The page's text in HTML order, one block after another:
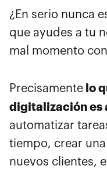
¿En serio nunca
que ayudes a tu
mal momento
Precisamente lo
digitalización es
automatizar
tiempo, crear
nuevos clientes,